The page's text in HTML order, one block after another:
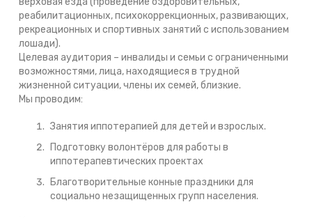
реабилитационных, психокоррекционных, развивающих,
рекреационных и спортивных занятий с использованием
лошади).
Целевая аудитория – инвалиды и семьи с ограниченными
возможностями, лица, находящиеся в трудной
жизненной ситуации, члены их семей, близкие.
Мы проводим:
Занятия иппотерапией для детей и взрослых.
Подготовку волонтёров для работы в
иппотерапевтических проектах
Благотворительные конные праздники для
социально незащищенных групп населения.